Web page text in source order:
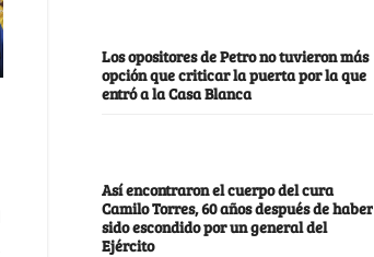
Los opositores de Petro no tuvieron más
opción que criticar la puerta por la que
entró a la Casa Blanca
Así encontraron el cuerpo del cura
Camilo Torres, 60 años después de haber
sido escondido por un general del
Ejército